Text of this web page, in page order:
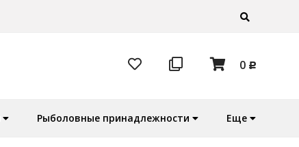
0 Р
Рыболовные принадлежности Еще